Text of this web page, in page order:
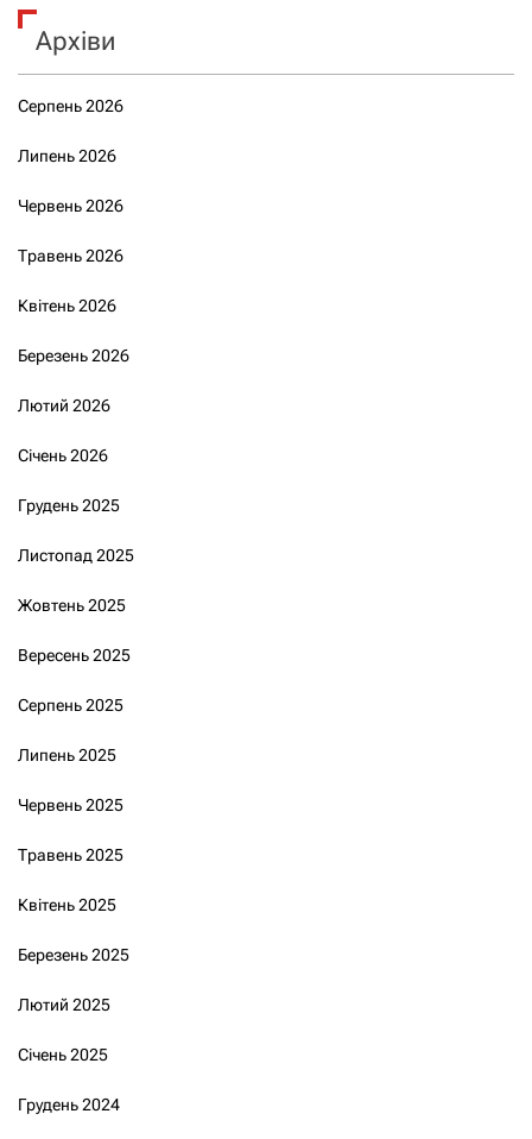
Архіви
Серпень 2026
Липень 2026
Червень 2026
Травень 2026
Квітень 2026
Березень 2026
Лютий 2026
Січень 2026
Грудень 2025
Листопад 2025
Жовтень 2025
Вересень 2025
Серпень 2025
Липень 2025
Червень 2025
Травень 2025
Квітень 2025
Березень 2025
Лютий 2025
Січень 2025
Грудень 2024